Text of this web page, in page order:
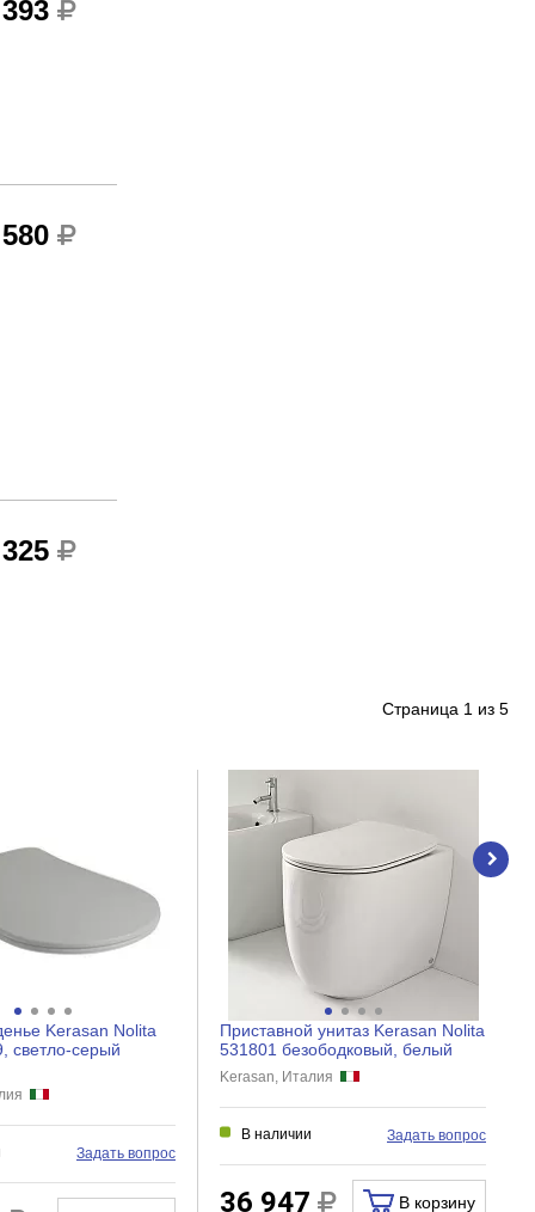
Страница 1 из 5
Kerasan Nolita
светло-серый
Задать вопрос
Приставной унитаз Kerasan Nolita
531801 безободковый, белый
Kerasan, Италия
В наличии Задать вопрос
36 947 В корзину